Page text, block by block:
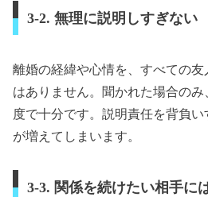
3-2. 無理に説明しすぎない
離婚の経緯や心情を、すべての
はありません。聞かれた場合の
度で十分です。説明責任を背負
が増えてしまいます。
3-3. 関係を続けたい相手に